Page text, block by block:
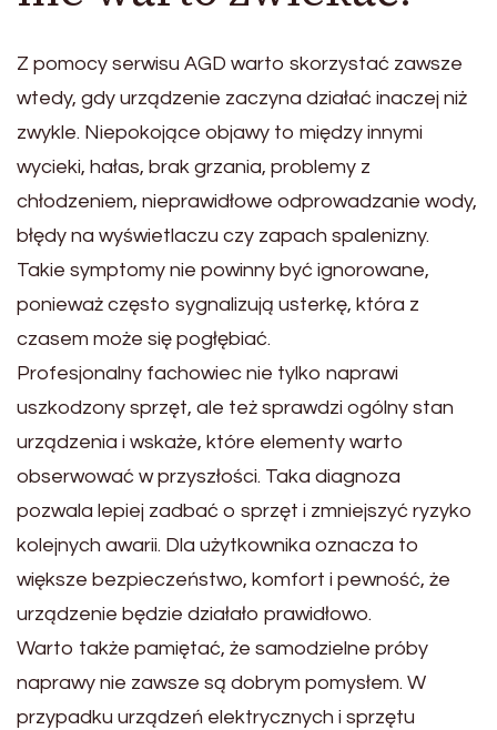
Z pomocy serwisu AGD warto skorzystać zawsze
wtedy, gdy urządzenie zaczyna działać inaczej niż
zwykle. Niepokojące objawy to między innymi
wycieki, hałas, brak grzania, problemy z
chłodzeniem, nieprawidłowe odprowadzanie wody,
błędy na wyświetlaczu czy zapach spalenizny.
Takie symptomy nie powinny być ignorowane,
ponieważ często sygnalizują usterkę, która z
czasem może się pogłębiać.
Profesjonalny fachowiec nie tylko naprawi
uszkodzony sprzęt, ale też sprawdzi ogólny stan
urządzenia i wskaże, które elementy warto
obserwować w przyszłości. Taka diagnoza
pozwala lepiej zadbać o sprzęt i zmniejszyć ryzyko
kolejnych awarii. Dla użytkownika oznacza to
większe bezpieczeństwo, komfort i pewność, że
urządzenie będzie działało prawidłowo.
Warto także pamiętać, że samodzielne próby
naprawy nie zawsze są dobrym pomysłem. W
przypadku urządzeń elektrycznych i sprzętu